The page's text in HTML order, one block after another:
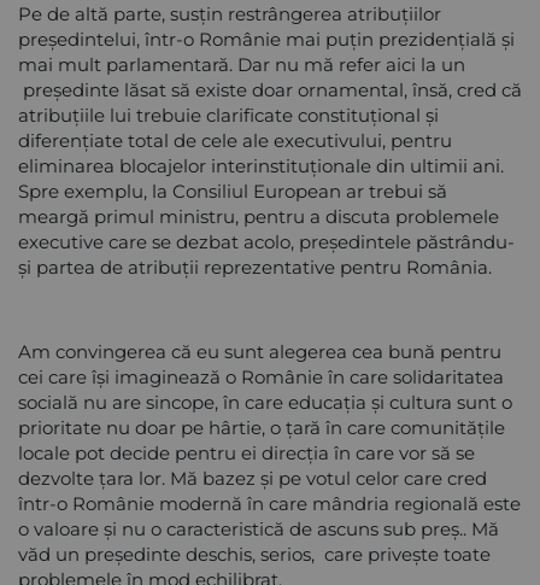
Pe de altă parte, susțin restrângerea atribuțiilor
președintelui, într-o Românie mai puțin prezidențială și
mai mult parlamentară. Dar nu mă refer aici la un
președinte lăsat să existe doar ornamental, însă, cred că
atribuțiile lui trebuie clarificate constituțional și
diferențiate total de cele ale executivului, pentru
eliminarea blocajelor interinstituționale din ultimii ani.
Spre exemplu, la Consiliul European ar trebui să
meargă primul ministru, pentru a discuta problemele
executive care se dezbat acolo, președintele păstrându-
și partea de atribuții reprezentative pentru România.
Am convingerea că eu sunt alegerea cea bună pentru
cei care își imaginează o Românie în care solidaritatea
socială nu are sincope, în care educația și cultura sunt o
prioritate nu doar pe hârtie, o țară în care comunitățile
locale pot decide pentru ei direcția în care vor să se
dezvolte țara lor. Mă bazez și pe votul celor care cred
într-o Românie modernă în care mândria regională este
o valoare și nu o caracteristică de ascuns sub preș.. Mă
văd un președinte deschis, serios, care privește toate
problemele în mod echilibrat.